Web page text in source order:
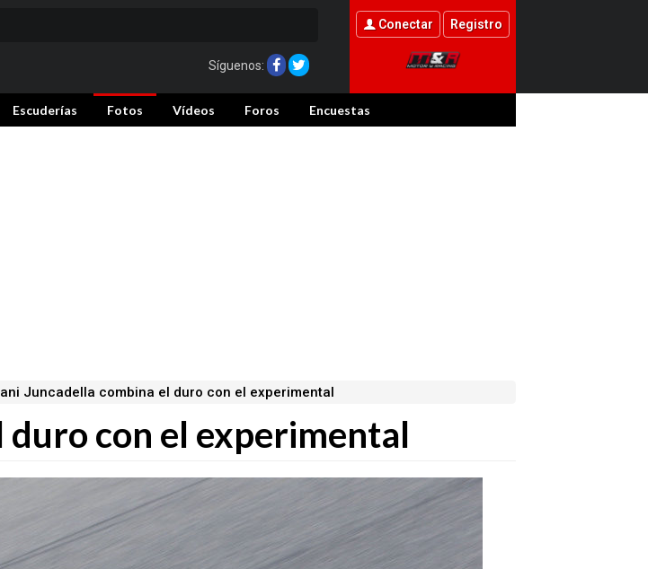
Síguenos:
Conectar Registro
Escuderías Fotos Vídeos Foros Encuestas
Juncadella combina el duro con el experimental
duro con el experimental